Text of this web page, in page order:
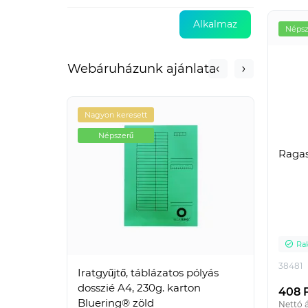
Alkalmaz
Webáruházunk ajánlata
Nagyon keresett
Népszerű
Iratgyűjtő, táblázatos pólyás
dosszié A4, 230g. karton
Bluering® zöld
38481
408
Nettó